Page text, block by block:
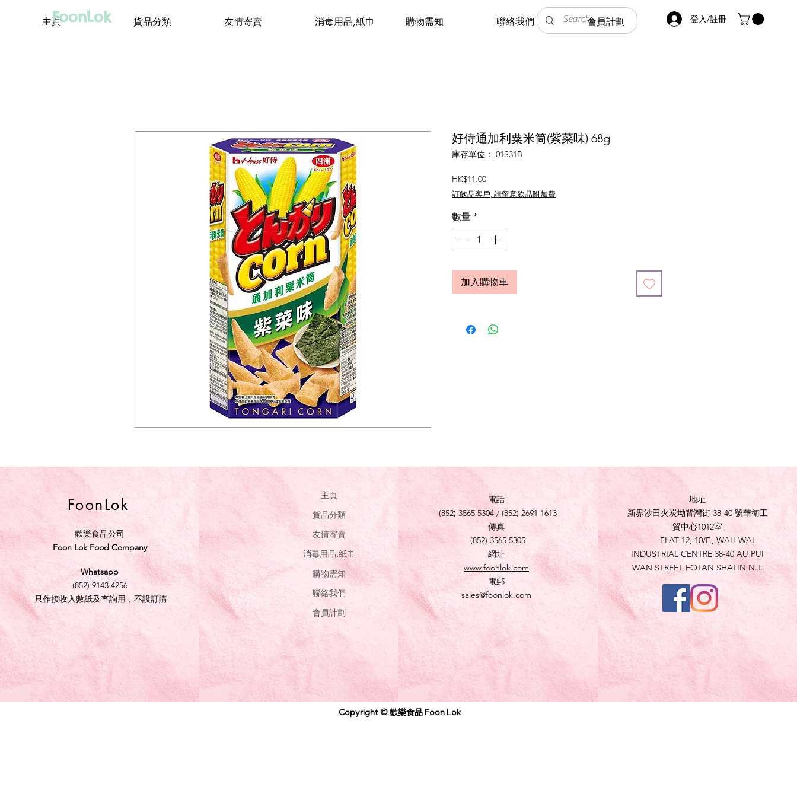
FoonLok 登入/註冊
主頁 貨品分類 友情寄賣 消毒用品,紙巾 購物需知 聯絡我們 會員計劃
好侍通加利粟米筒(紫菜味) 68g
庫存單位： 01S31B
HK$11.00價
格
訂飲品客戶, 請留意飲品附加費
數量 *
加入購物車
FoonLok
歡樂食品公司
Foon Lok Food Company
Whatsapp
(852) 9143 4256
只作接收入數紙及查詢用，不設訂購
主頁
貨品分類
友情寄賣
消毒用品,紙巾
購物需知
聯絡我們
會員計劃
電話
(852) 3565 5304 / (852) 2691 1613
傳真
(852) 3565 5305
網址
www.foonlok.com
電郵
sales@foonlok.com
地址
新界沙田火炭坳背灣街 38-40 號華衛工
貿中心1012室
FLAT 12, 10/F., WAH WAI
INDUSTRIAL CENTRE 38-40 AU PUI
WAN STREET FOTAN SHATIN N.T.
Copyright © 歡樂食品 Foon Lok